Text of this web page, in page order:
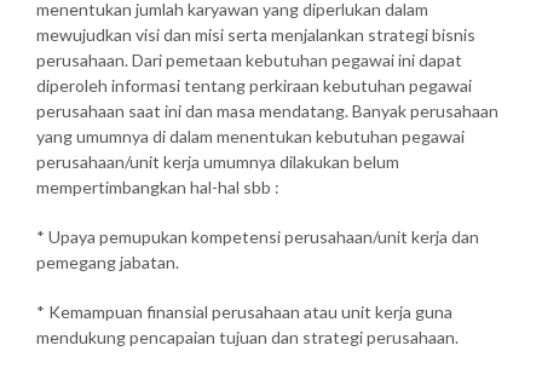
menentukan jumlah karyawan yang diperlukan dalam
mewujudkan visi dan misi serta menjalankan strategi bisnis
perusahaan. Dari pemetaan kebutuhan pegawai ini dapat
diperoleh informasi tentang perkiraan kebutuhan pegawai
perusahaan saat ini dan masa mendatang. Banyak perusahaan
yang umumnya di dalam menentukan kebutuhan pegawai
perusahaan/unit kerja umumnya dilakukan belum
mempertimbangkan hal-hal sbb :
* Upaya pemupukan kompetensi perusahaan/unit kerja dan
pemegang jabatan.
* Kemampuan finansial perusahaan atau unit kerja guna
mendukung pencapaian tujuan dan strategi perusahaan.